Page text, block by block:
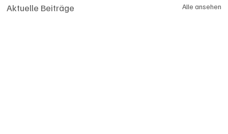
Aktuelle Beiträge Alle ansehen